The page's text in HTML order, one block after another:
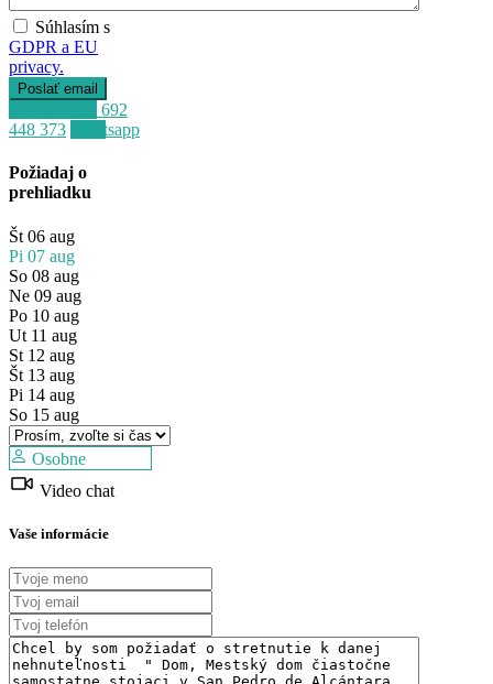
Predaj
Mimo trhu
Súhlasím s
GDPR a EU
privacy.
+34 692
448 373
Whatsapp
Požiadaj o
prehliadku
Št 06 aug
Pi 07 aug
So 08 aug
Ne 09 aug
Po 10 aug
Ut 11 aug
St 12 aug
Št 13 aug
Pi 14 aug
So 15 aug
Osobne
Video chat
Vaše informácie